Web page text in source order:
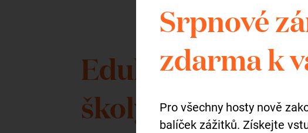
Edukační
školy
Srpnové
zdarma k
Pro všechny hosty nově
balíček zážitků. Získejte